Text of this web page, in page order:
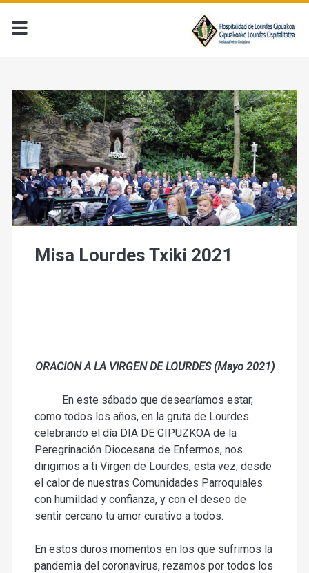
Misa Lourdes Txiki 2021
ORACION A LA VIRGEN DE LOURDES (Mayo 2021)
En este sábado que desearíamos estar,
como todos los años, en la gruta de Lourdes
celebrando el día DIA DE GIPUZKOA de la
Peregrinación Diocesana de Enfermos, nos
dirigimos a ti Virgen de Lourdes, esta vez, desde
el calor de nuestras Comunidades Parroquiales
con humildad y confianza, y con el deseo de
sentir cercano tu amor curativo a todos.
En estos duros momentos en los que sufrimos la
pandemia del coronavirus, rezamos por todos los